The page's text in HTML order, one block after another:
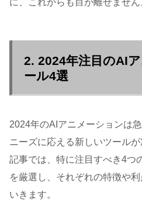
に、これからも目が離せません
2. 2024年注目のAI
ール4選
2024年のAIアニメーションは
ニーズに応える新しいツール
記事では、特に注目すべき4つ
を厳選し、それぞれの特徴や
いきます。